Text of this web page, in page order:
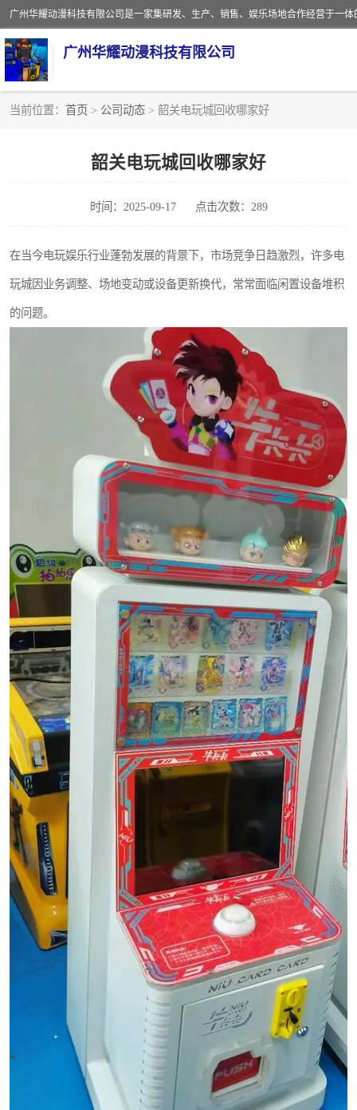
广州华耀动漫科技有限公司
当前位置： 首页 > 公司动态 > 韶关电玩城回收哪家好
韶关电玩城回收哪家好
时间：2025-09-17 点击次数：289
在当今电玩娱乐行业蓬勃发展的背景下，市场竞争日趋激烈，许多电
玩城因业务调整、场地变动或设备更新换代，常常面临闲置设备堆积
的问题。
游戏厅回收